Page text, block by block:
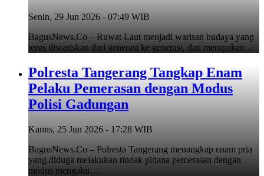
Senin, 29 Jun 2026 - 07:49 WIB
BagusNews.Co – Ruwat Laut menjadi warisan budaya yang
terus diwariskan dari generasi ke generasi, dan merupakan…
Polresta Tangerang Tangkap Enam
Pelaku Pemerasan dengan Modus
Polisi Gadungan
Kamis, 25 Jun 2026 - 17:28 WIB
BagusNews.Co – Polresta Tangerang menangkap enam pria
yang diduga melakukan tindak pidana pemerasan dengan
modus mengaku…